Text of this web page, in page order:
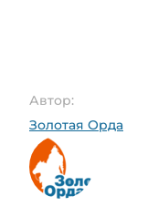
Автор:
Золотая Орда